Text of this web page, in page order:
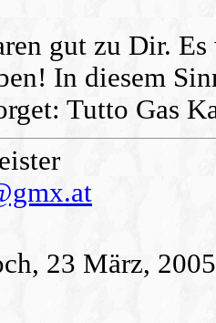
gut zu Dir.
In diesem
Tutto Gas
23 März,